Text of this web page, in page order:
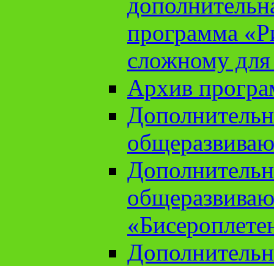
программа
сложному
Архив